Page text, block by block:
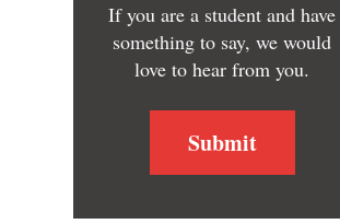
If you are a student and have
something to say, we would
love to hear from you.
Submit